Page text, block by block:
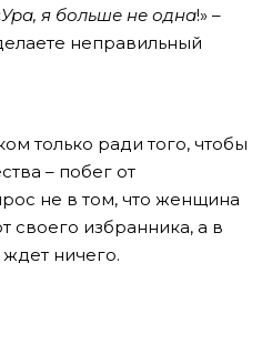
Ура, я больше не одна!» –
неправильный
только ради того, чтобы
– побег от
не в том, что женщина
своего избранника, а в
ждет ничего.